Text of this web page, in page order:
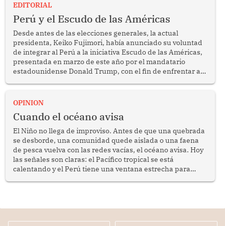
EDITORIAL
Perú y el Escudo de las Américas
Desde antes de las elecciones generales, la actual
presidenta, Keiko Fujimori, había anunciado su voluntad
de integrar al Perú a la iniciativa Escudo de las Américas,
presentada en marzo de este año por el mandatario
estadounidense Donald Trump, con el fin de enfrentar al
OPINION
Cuando el océano avisa
El Niño no llega de improviso. Antes de que una quebrada
se desborde, una comunidad quede aislada o una faena
de pesca vuelva con las redes vacías, el océano avisa. Hoy
las señales son claras: el Pacífico tropical se está
calentando y el Perú tiene una ventana estrecha para